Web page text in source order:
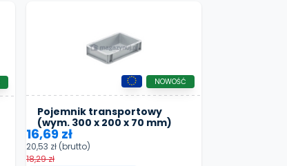
Pojemnik transportowy
(wym. 300 x 200 x 70 mm)
NOWOŚĆ
16,69 zł
20,53 zł (brutto)
18,29 zł